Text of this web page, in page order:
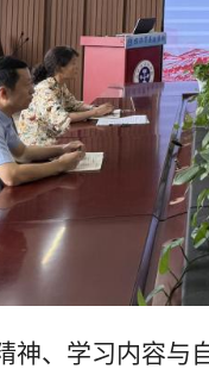
神、学习内容与